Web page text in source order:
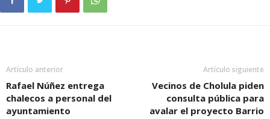
Artículo anterior
Rafael Núñez entrega
chalecos a personal del
ayuntamiento
Artículo siguiente
Vecinos de Cholula piden
consulta pública para
avalar el proyecto Barrio